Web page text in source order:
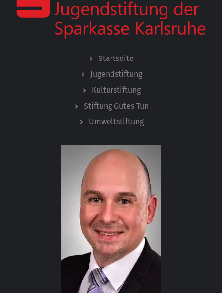
Startseite
Jugendstiftung
Kulturstiftung
Stiftung Gutes Tun
Umweltstiftung